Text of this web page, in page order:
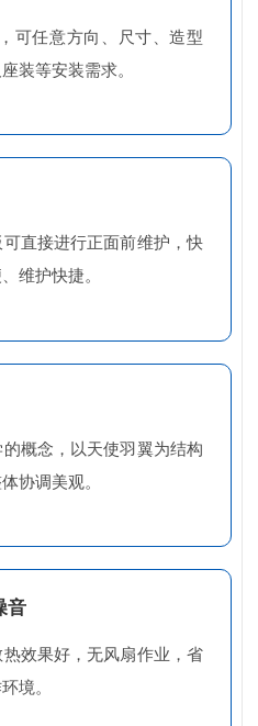
可任意方向、尺寸、造型
装等安装需求。
直接进行正面前维护，快
维护快捷。
概念，以天使羽翼为结构
协调美观。
音
效果好，无风扇作业，省
境。